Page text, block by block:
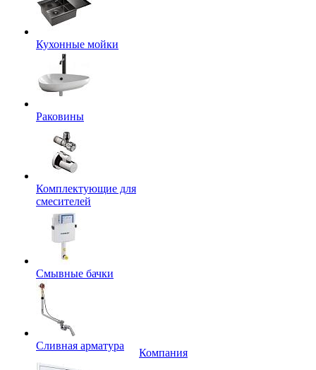
Кухонные мойки
Раковины
Комплектующие для
смесителей
Смывные бачки
Сливная арматура
Компания